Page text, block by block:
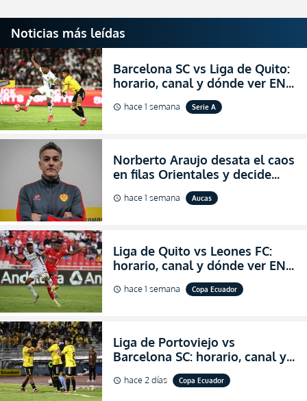
Noticias más leídas
Barcelona SC vs Liga de Quito:
horario, canal y dónde ver EN
VIVO la Fecha 22 de la LigaPro
2026
schedule hace 1 semana Serie A
Norberto Araujo desata el caos
en filas Orientales y decide
abandonar la dirección técnica
de Aucas
schedule hace 1 semana Aucas
Liga de Quito vs Leones FC:
horario, canal y dónde ver EN
VIVO los octavos de final de la
Copa Ecuador 2026
schedule hace 1 semana Copa Ecuador
Liga de Portoviejo vs
Barcelona SC: horario, canal y
dónde ver EN VIVO los octavos
de final de la Copa Ecuador
schedule hace 2 días Copa Ecuador